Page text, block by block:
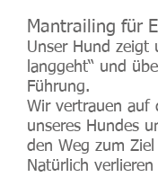
Mantrailing für
Unser Hund zeigt
langgeht“ und
Führung.
Wir vertrauen auf
unseres Hundes
den Weg zum Ziel
Natürlich